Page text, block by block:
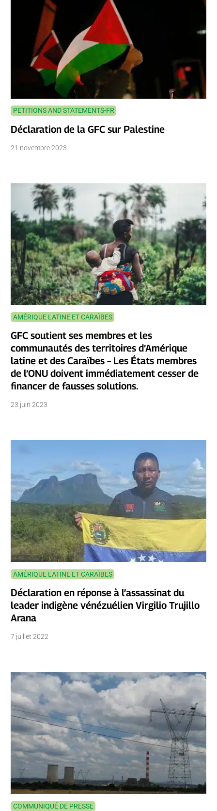
PETITIONS AND STATEMENTS-FR
Déclaration de la GFC sur Palestine
21 novembre 2023
AMÉRIQUE LATINE ET CARAÏBES
GFC soutient ses membres et les
communautés des territoires d’Amérique
latine et des Caraïbes – Les États membres
de l’ONU doivent immédiatement cesser de
financer de fausses solutions.
23 juin 2023
AMÉRIQUE LATINE ET CARAÏBES
Déclaration en réponse à l’assassinat du
leader indigène vénézuélien Virgilio Trujillo
Arana
7 juillet 2022
COMMUNIQUÉ DE PRESSE